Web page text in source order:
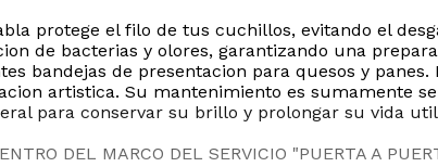
protege el filo de tus cuchillos, evitando el
de bacterias y olores, garantizando una
bandejas de presentacion para quesos y
artistica. Su mantenimiento es sumamente
para conservar su brillo y prolongar su vida
DEL MARCO DEL SERVICIO "PUERTA A